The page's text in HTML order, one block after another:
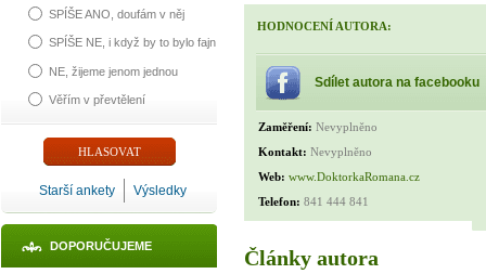
SPÍŠE ANO, doufám v něj
SPÍŠE NE, i když by to bylo fajn
NE, žijeme jenom jednou
Věřím v převtělení
Starší ankety Výsledky
DOPORUČUJEME
HODNOCENÍ AUTORA:
Sdílet autora na facebooku
Zaměření: Nevyplněno
Kontakt: Nevyplněno
Web: www.DoktorkaRomana.cz
Telefon: 841 444 841
Články autora